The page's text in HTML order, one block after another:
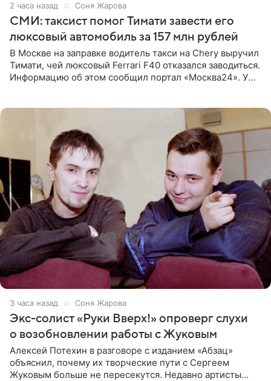
2 часа назад Соня Жарова
СМИ: таксист помог Тимати завести его
люксовый автомобиль за 157 млн рублей
В Москве на заправке водитель такси на Chery выручил
Тимати, чей люксовый Ferrari F40 отказался заводиться.
Информацию об этом сообщил портал «Москва24». У
3 часа назад Соня Жарова
Экс-солист «Руки Вверх!» опроверг слухи
о возобновлении работы с Жуковым
Алексей Потехин в разговоре с изданием «Абзац»
объяснил, почему их творческие пути с Сергеем
Жуковым больше не пересекутся. Недавно артисты